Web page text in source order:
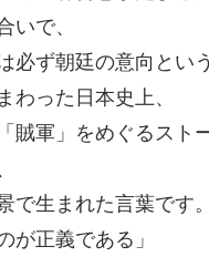
いで、
必ず朝廷の意向とい
わった日本史上、
賊軍」をめぐるスト
で生まれた言葉です。
が正義である」